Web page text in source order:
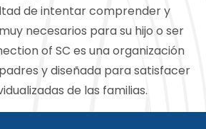
de intentar comprender y
necesarios para su hijo o ser
of SC es una organización
y diseñada para satisfacer
de las familias.